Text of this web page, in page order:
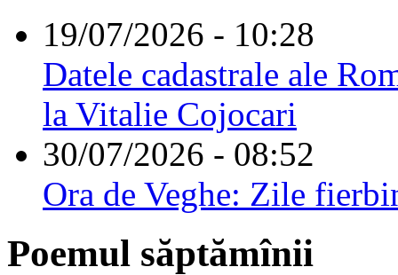
19/07/2026 - 10:28
Datele cadastrale ale
la Vitalie Cojocari
30/07/2026 - 08:52
Ora de Veghe: Zile
Poemul săptămînii